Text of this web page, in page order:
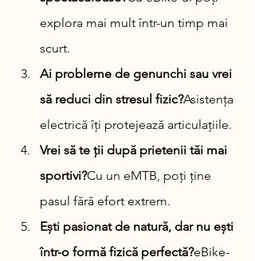
explora mai mult într-un timp mai
scurt.
Ai probleme de genunchi sau vrei
să reduci din stresul fizic?Asistența
electrică îți protejează articulațiile.
Vrei să te ții după prietenii tăi mai
sportivi?Cu un eMTB, poți ține
pasul fără efort extrem.
Ești pasionat de natură, dar nu ești
într-o formă fizică perfectă?eBike-